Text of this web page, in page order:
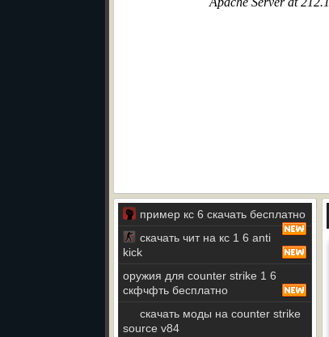
пример кс 6 скачать бесплатно
скачать чит на кс 1 6 anti
kick
оружия для counter strike 1 6
скфчфть бесплатно
скачать моды на counter strike
source v84